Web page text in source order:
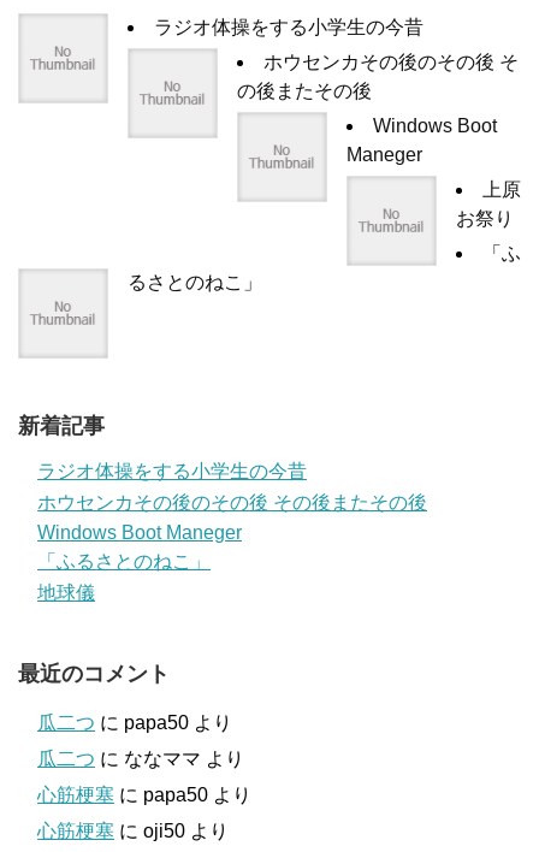
ラジオ体操をする小学生の今昔
ホウセンカその後のその後 そ
の後またその後
Windows Boot
Maneger
上原
お祭り
「ふ
るさとのねこ」
新着記事
ラジオ体操をする小学生の今昔
ホウセンカその後のその後 その後またその後
Windows Boot Maneger
「ふるさとのねこ」
地球儀
最近のコメント
瓜二つ に papa50 より
瓜二つ に ななママ より
心筋梗塞 に papa50 より
心筋梗塞 に oji50 より